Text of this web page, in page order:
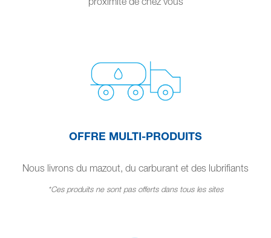
OFFRE MULTI-PRODUITS
Nous livrons du mazout, du carburant et des lubrifiants
*Ces produits ne sont pas offerts dans tous les sites